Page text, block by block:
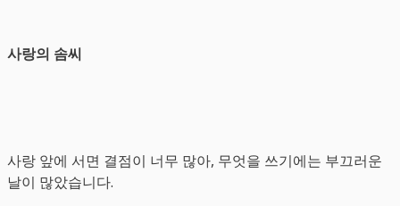
사랑의 솜씨
사랑 앞에 서면 결점이 너무 많아, 무엇을 쓰기에는 부끄러운
날이 많았습니다.